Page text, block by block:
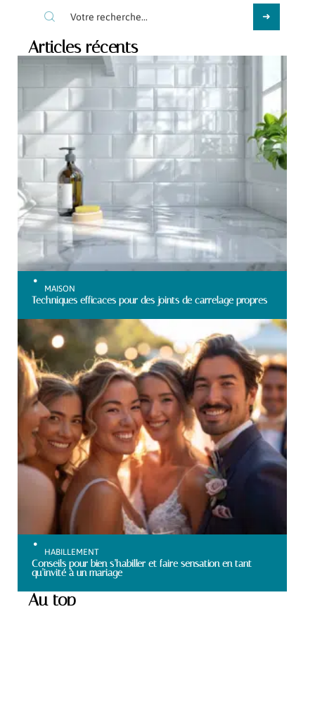
Articles récents
MAISON
Techniques efficaces pour des joints de carrelage propres
HABILLEMENT
Conseils pour bien s’habiller et faire sensation en tant
qu’invité à un mariage
Au top